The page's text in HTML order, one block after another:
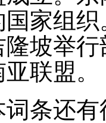
家组
坡举
联盟。
条还